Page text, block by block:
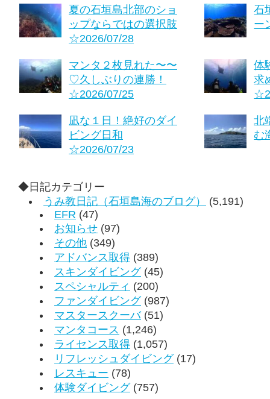
夏の石垣島北部のショ
ップならではの選択肢
☆2026/07/28
石
ー
マンタ２枚見れた〜〜
♡久しぶりの連勝！
☆2026/07/25
体
求
凪な１日！絶好のダイ
ビング日和
☆2026/07/23
北
む
◆日記カテゴリー
うみ教日記（石垣島海のブログ）
(5,191)
EFR (47)
お知らせ (97)
その他 (349)
アドバンス取得 (389)
スキンダイビング(45)
スペシャルティ (200)
ファンダイビング(987)
マスタースクーバ(51)
マンタコース (1,246)
ライセンス取得 (1,057)
リフレッシュダイビング(17)
レスキュー (78)
体験ダイビング(757)